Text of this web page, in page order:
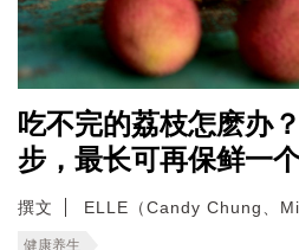
吃不完的荔枝怎麽办
步，最长可再保鲜一个
撰文 ELLE（Candy Chung、
健康养生